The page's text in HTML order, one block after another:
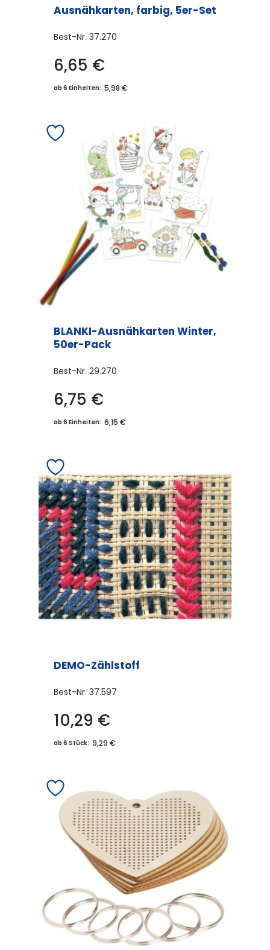
Ausnähkarten, farbig, 5er-Set
Best-Nr. 37.270
6,65 €
ab 6 Einheiten: 5,98 €
BLANKI-Ausnähkarten Winter,
50er-Pack
Best-Nr. 29.270
6,75 €
ab 6 Einheiten: 6,15 €
DEMO-Zählstoff
Best-Nr. 37.597
10,29 €
ab 6 Stück: 9,29 €